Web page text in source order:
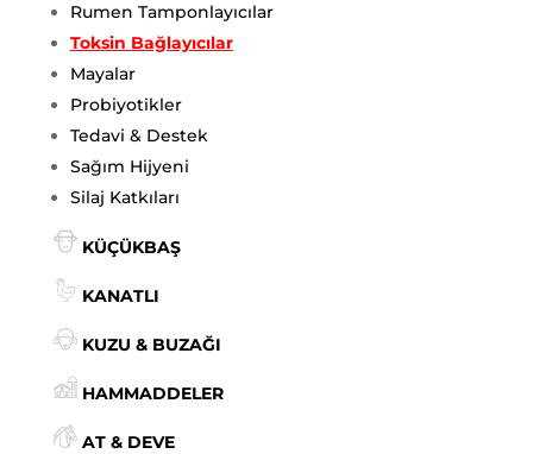
Rumen Tamponlayıcılar
Toksin Bağlayıcılar
Mayalar
Probiyotikler
Tedavi & Destek
Sağım Hijyeni
Silaj Katkıları
KÜÇÜKBAŞ
KANATLI
KUZU & BUZAĞI
HAMMADDELER
AT & DEVE